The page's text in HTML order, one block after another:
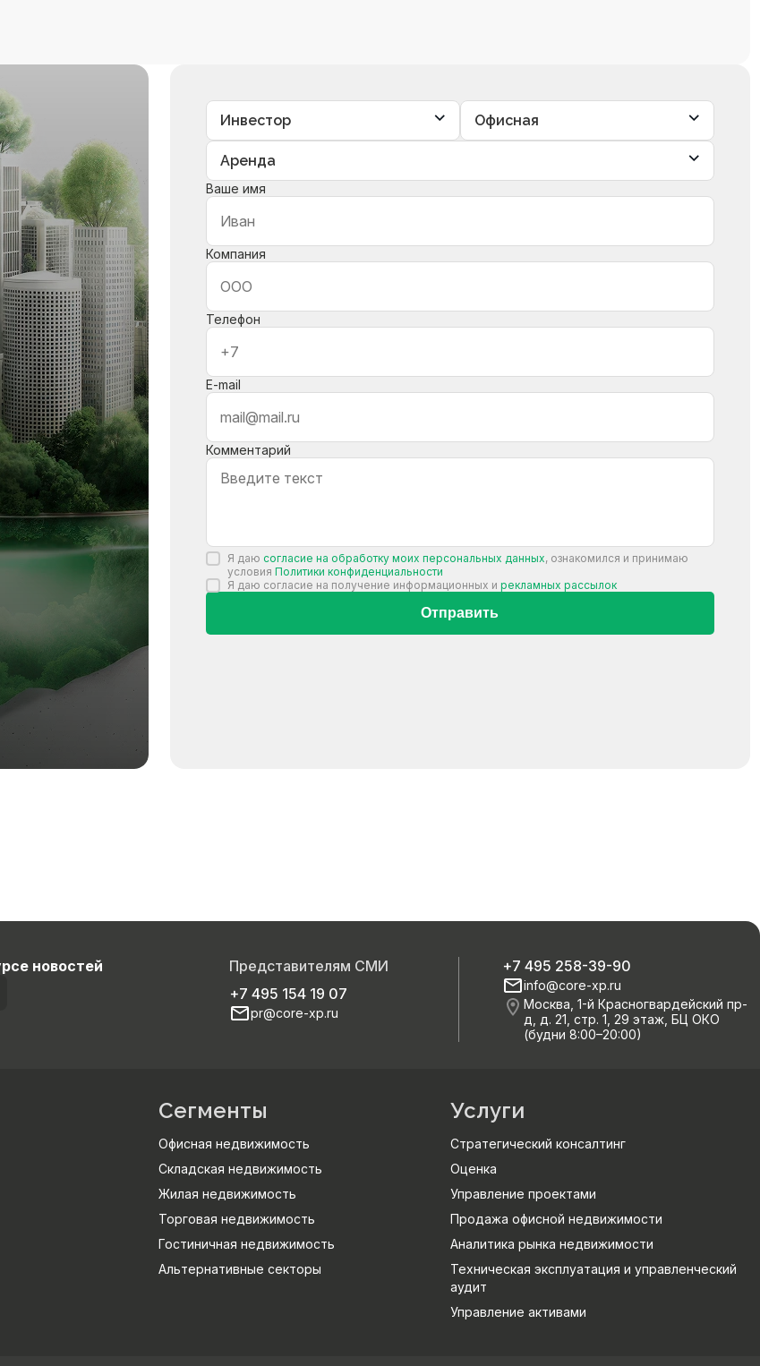
Ваше имя
Компания
Телефон
E-mail
Комментарий
Я даю согласие на обработку моих персональных данных, ознакомился и принимаю
условия Политики конфиденциальности
Я даю согласие на получение информационных и рекламных рассылок
Отправить
новостей
Представителям СМИ
+7 495 154 19 07
pr@core-xp.ru
+7 495 258-39-90
info@core-xp.ru
Москва, 1-й Красногвардейский пр-
д, д. 21, стр. 1, 29 этаж, БЦ ОКО
(будни 8:00–20:00)
Сегменты
Офисная недвижимость
Складская недвижимость
Жилая недвижимость
Торговая недвижимость
Гостиничная недвижимость
Альтернативные секторы
Услуги
Стратегический консалтинг
Оценка
Управление проектами
Продажа офисной недвижимости
Аналитика рынка недвижимости
Техническая эксплуатация и управленческий
аудит
Управление активами